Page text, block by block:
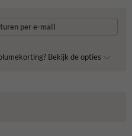
per e-mail
Bekijk de opties